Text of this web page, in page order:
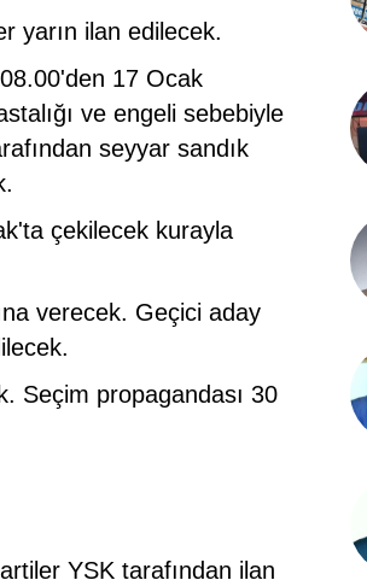
yarın ilan edilecek.
17 Ocak
ve engeli sebebiyle
seyyar sandık
çekilecek kurayla
verecek. Geçici aday
Seçim propagandası 30
YSK tarafından ilan